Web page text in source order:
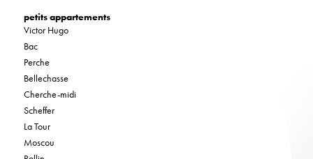
petits appartements
Victor Hugo
Bac
Perche
Bellechasse
Cherche-midi
Scheffer
La Tour
Moscou